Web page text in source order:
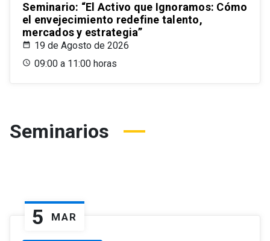
Seminario: “El Activo que Ignoramos: Cómo
el envejecimiento redefine talento,
mercados y estrategia”
19 de Agosto de 2026
09:00 a 11:00 horas
Seminarios
5 MAR